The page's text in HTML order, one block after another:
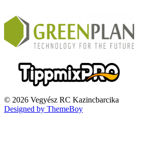
© 2026 Vegyész RC Kazincbarcika
Designed by ThemeBoy